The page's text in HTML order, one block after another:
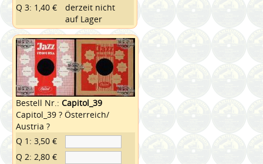
Q 3: 1,40 €
derzeit nicht
auf Lager
Bestell Nr.:Capitol_39
Capitol_39 ? Österreich/
Austria ?
Q 1: 3,50 €
Q 2: 2,80 €